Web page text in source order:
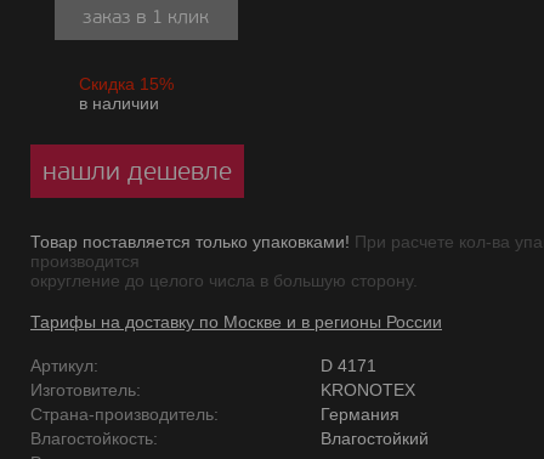
заказ в 1 клик
Скидка 15%
в наличии
нашли дешевле
Товар поставляется только упаковками! При расчете кол-ва
производится
округление до целого числа в большую сторону.
Тарифы на доставку по Москве и в регионы России
Артикул:
D 4171
Изготовитель:
KRONOTEX
Страна-производитель:
Германия
Влагостойкость:
Влагостойкий